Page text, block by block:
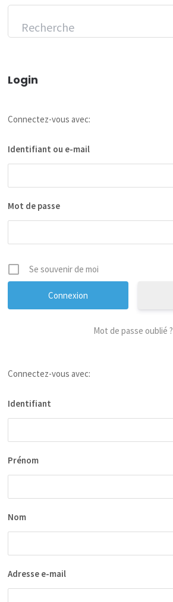
Login
Connectez-vous avec:
Identifiant ou e-mail
Mot de passe
Se souvenir de moi
Mot de passe oublié ?
Connectez-vous avec:
Identifiant
Prénom
Nom
Adresse e-mail